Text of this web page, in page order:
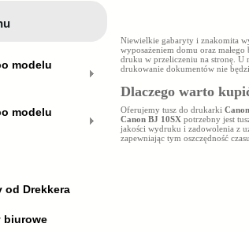
Niewielkie gabaryty i znakomita
wyposażeniem domu oraz
druku w przeliczeniu na stronę. U
drukowanie dokumentów nie
Dlaczego warto
Oferujemy tusz do drukarki
Canon BJ 10SX potrzebny jest
jakości wydruku i zadowolenia z
zapewniając tym oszczędność
modelu
modelu
od Drekkera
biurowe